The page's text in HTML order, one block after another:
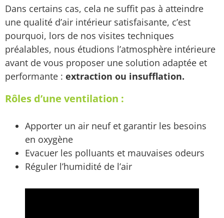
Dans certains cas, cela ne suffit pas à atteindre
une qualité d’air intérieur satisfaisante, c’est
pourquoi, lors de nos visites techniques
préalables, nous étudions l’atmosphère intérieure
avant de vous proposer une solution adaptée et
performante : extraction ou insufflation.
Rôles d’une ventilation :
Apporter un air neuf et garantir les besoins
en oxygène
Evacuer les polluants et mauvaises odeurs
Réguler l’humidité de l’air